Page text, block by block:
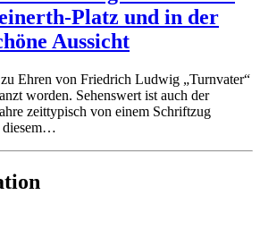
Platz und in der
Aussicht
Ehren von Friedrich Ludwig „Turnvater“
worden. Sehenswert ist auch der
zeittypisch von einem Schriftzug
diesem…